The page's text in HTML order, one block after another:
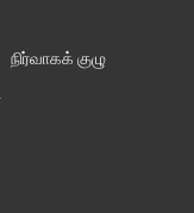
நிர்வாகக் குழு